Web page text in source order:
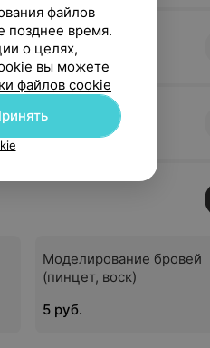
Моделирование бровей
(пинцет, воск)
5 руб.
файлов
позднее время.
о целях,
вы можете
файлов cookie